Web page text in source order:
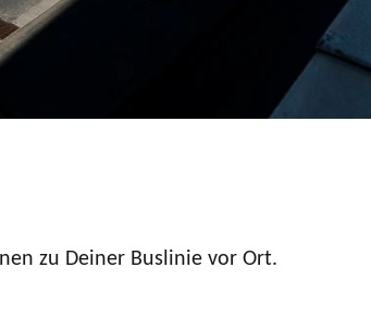
zu Deiner Buslinie vor Ort.